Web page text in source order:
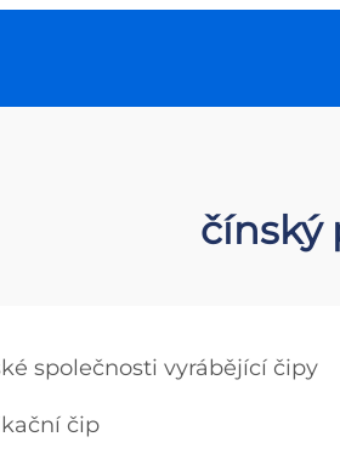
čínský
společnosti vyrábějící čipy
čip